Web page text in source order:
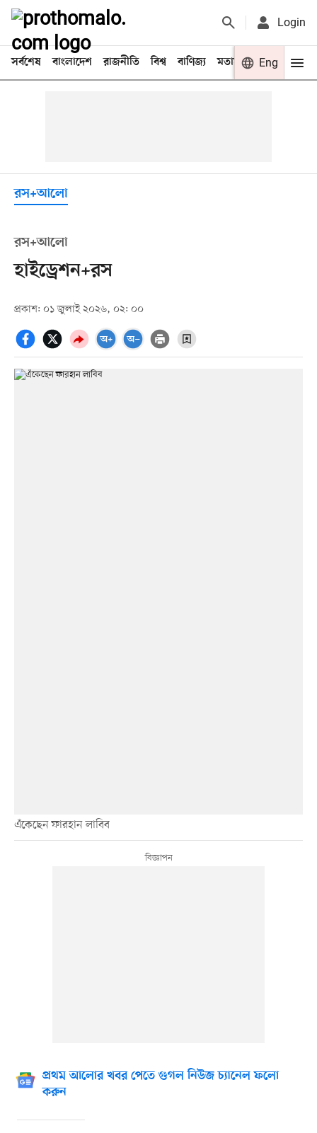
Login
সর্বশেষ বাংলাদেশ রাজনীতি বিশ্ব বাণিজ্য মতামত খেলা
Eng
রস+আলো
রস‍+আলো
হাইড্রেশন‍+রস
প্রকাশ: ০১ জুলাই ২০২৬, ০২: ০০
এঁকেছেন ফারহান লাবিব
প্রথম আলোর খবর পেতে গুগল নিউজ চ্যানেল ফলো
করুন